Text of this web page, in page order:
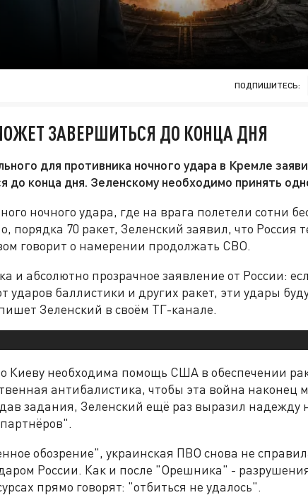
ПОДПИШИТЕСЬ:
ЗАВЕРШИТЬСЯ ДО КОНЦА ДНЯ
для противника ночного удара в Кремле
до конца дня. Зеленскому необходимо принять
ночного удара, где на врага полетели сотни
порядка 70 ракет, Зеленский заявил, что Россия
говорит о намерении продолжать СВО.
и абсолютно прозрачное заявление от России:
ударов баллистики и других ракет, эти удары
Зеленский в своём ТГ-канале.
Киеву необходима помощь США в обеспечении
антибалистика, чтобы эта война наконец
задания, Зеленский ещё раз выразил надежду
обозрение", украинская ПВО снова не
России. Как и после "Орешника" -
прямо говорят: "отбиться не удалось".